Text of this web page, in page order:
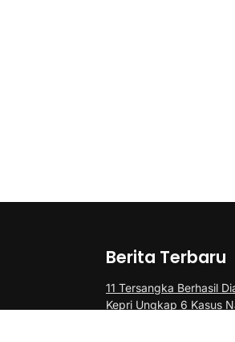
Berita Terbaru
11 Tersangka Berhasil
Kepri Ungkap 6 Kasus